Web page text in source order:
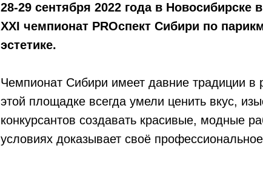
28-29 сентября 2022 года в Новосибирске
XXI чемпионат PROспект Сибири по
эстетике.
Чемпионат Сибири имеет давние традиции в
этой площадке всегда умели ценить вкус,
конкурсантов создавать красивые, модные
условиях доказывает своё